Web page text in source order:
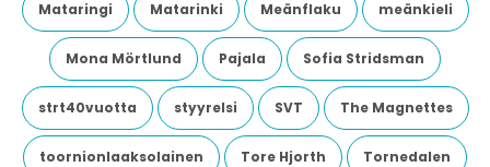
Mataringi Matarinki Meänflaku meänkieli
Mona Mörtlund Pajala Sofia Stridsman
strt40vuotta styyrelsi SVT The Magnettes
toornionlaaksolainen Tore Hjorth Tornedalen